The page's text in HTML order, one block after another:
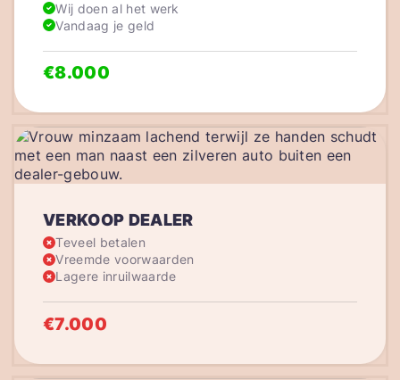
VERKOOP DEALER
Teveel betalen
Vreemde voorwaarden
Lagere inruilwaarde
€7.000
Wij doen al het werk
Vandaag je geld
€8.000